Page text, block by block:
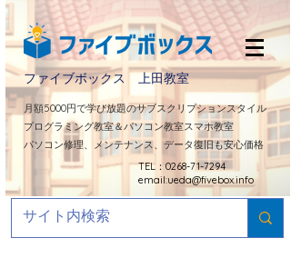
ファイブボックス 上田教室
​月額5000円で学び放題のサブスクリプションスタイル
プログラミング教室＆パソコン教室スマホ教室
パソコン修理、メンテナンス、データ復旧も安心価格
TEL：0268-71-7294
email:ueda@fivebox.info